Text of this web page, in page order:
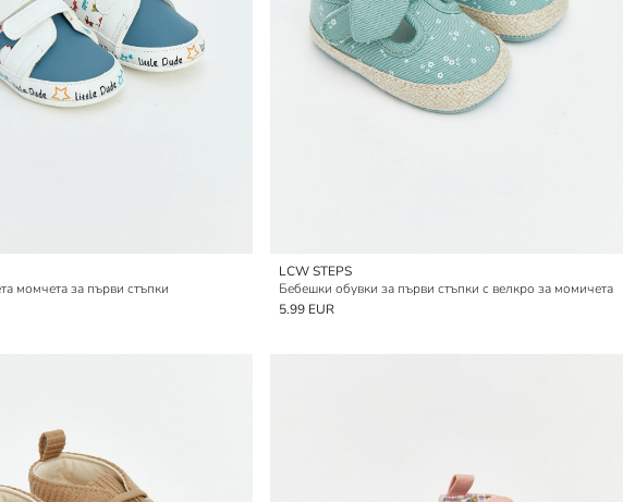
момчета за първи стъпки
LCW STEPS
Бебешки обувки за първи стъпки с велкро за момичета
5.99 EUR